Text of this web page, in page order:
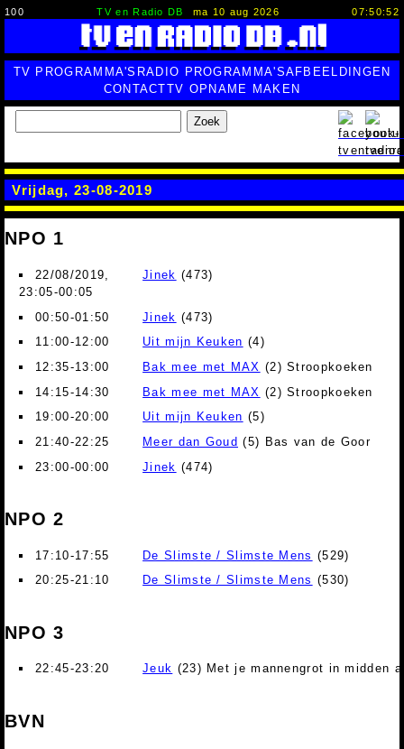
100 TV en Radio DB ma 10 aug 2026 07:50:53
TV PROGRAMMA'S RADIO PROGRAMMA'SAFBEELDINGEN
CONTACTTV OPNAME MAKEN
Zoek
Vrijdag, 23-08-2019
NPO 1
22/08/2019,
23:05-00:05
Jinek (473)
00:50-01:50 Jinek (473)
11:00-12:00
Uit mijn Keuken (4)
12:35-13:00
Bak mee met MAX (2) Stroopkoeken
14:15-14:30
Bak mee met MAX (2) Stroopkoeken
19:00-20:00
Uit mijn Keuken (5)
21:40-22:25
Meer dan Goud (5) Bas van de Goor
23:00-00:00
Jinek (474)
NPO 2
17:10-17:55 De Slimste / Slimste Mens (529)
20:25-21:10
De Slimste / Slimste Mens (530)
NPO 3
22:45-23:20 Jeuk (23) Met je mannengrot in midden
BVN